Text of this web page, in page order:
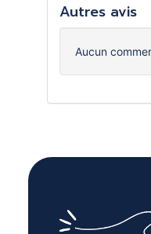
Autres avis
Aucun